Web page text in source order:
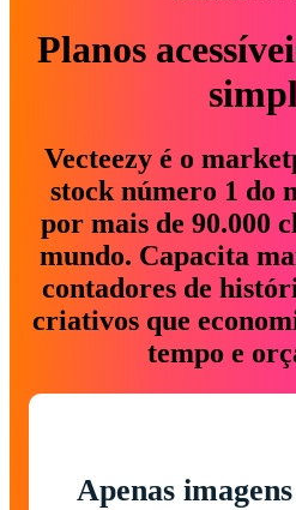
Planos
Vecteezy é o
stock número 1 do
por mais de 90.000
mundo. Capacita
contadores de
criativos que
tempo e
Apenas imagens